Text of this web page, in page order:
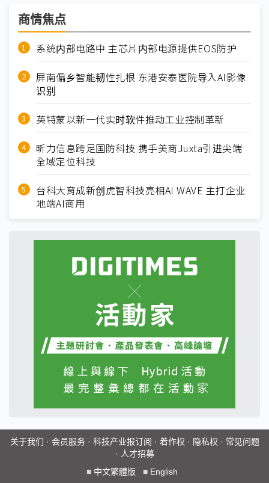
商情焦点
系统内部电路中 主芯片内部电源提供EOS防护
屏南偏乡智能韧性扎根 东港安泰医院导入AI影像
识别
英特蒙以新一代实时软件推动工业控制革新
昕力信息跨足国防科技 携手美商Juxta引进尖端
全域定位科技
台科大育成新创虎智科技亮相AI WAVE 主打企业
地端AI商用
关于我们 · 会员服务· 科技产业报订阅 · 着作权 · 隐私权 · 常见问题
· 人才招募
■ 中文繁體版 ■ English